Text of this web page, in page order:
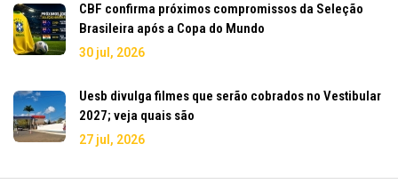
CBF confirma próximos compromissos da Seleção
Brasileira após a Copa do Mundo
30 jul, 2026
Uesb divulga filmes que serão cobrados no Vestibular
2027; veja quais são
27 jul, 2026